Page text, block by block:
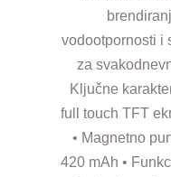
vodootpornosti i
za
Ključne
full touch TFT
• Magnetno
420 mAh •